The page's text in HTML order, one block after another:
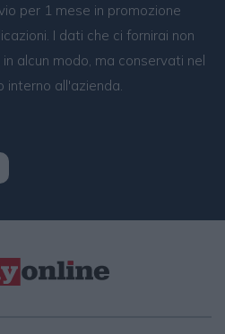
per 1 mese in promozione
I dati che ci fornirai non
alcun modo, ma conservati nel
all'azienda.